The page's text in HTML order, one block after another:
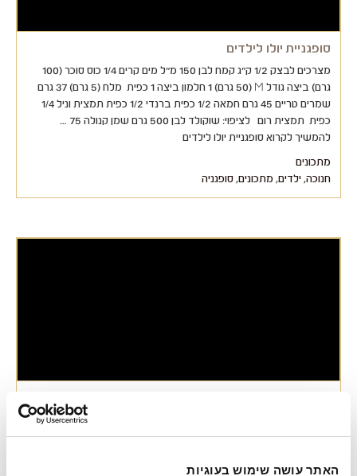
האתר עושה שימוש בעוגיות
סופגניית יולו לילדים
מצרכים לבצק 1/2 ק"ג קמח לבן 150 מ"ל מים קרים 1/4 כוס סוכר (100
גרם) ביצה גודל M (50 גרם) 1 חלמון ביצה 1 כפית מלח (5 גרם) 37 גרם
שמרים טריים 45 גרם חמאה 1/2 כפית ברנדי 1/2 כפית תמצית וניל 1/4
כפית תמצית רום לציפוי: שוקולד לבן 500 גרם שמן קנולה 75 …
להמשיך לקרוא סופגניית יולו לילדים
מתכונים
חנוכה,ילדים, מתכונים, סופגניה
מצרכים המרכיבים לכ-15 סופגניות: הבצק 1/2 ק"ג קמח לבן 150 מ"ל מים
קרים 1/4 כוס סוכר (100 גרם) ביצה גודל M (50 גרם) 1 חלמון ביצה 1
1/2 כפית תמצית וניל 1/4 כפית תמצית רום אופן הכנה הכנת הבצק: